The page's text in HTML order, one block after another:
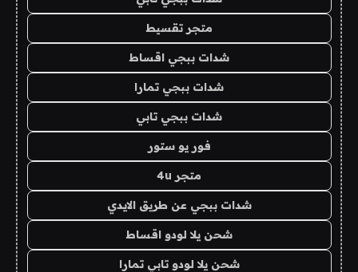
متجر تقسيط
شدات ببجي اقساط
شدات ببجي تمارا
شدات ببجي تابي
فور يو ستور
متجر 4u
شدات ببجي عن طريق الايدي
شحن يلا لودو اقساط
شحن يلا لودو تابي تمارا